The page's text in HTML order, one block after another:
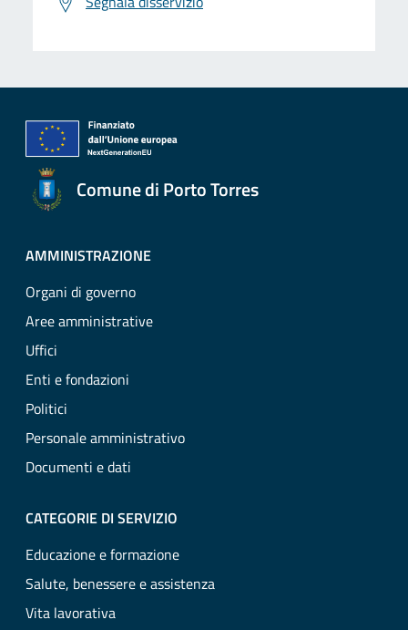
Comune di Porto Torres
AMMINISTRAZIONE
Organi di governo
Aree amministrative
Uffici
Enti e fondazioni
Politici
Personale amministrativo
Documenti e dati
CATEGORIE DI SERVIZIO
Educazione e formazione
Salute, benessere e assistenza
Vita lavorativa